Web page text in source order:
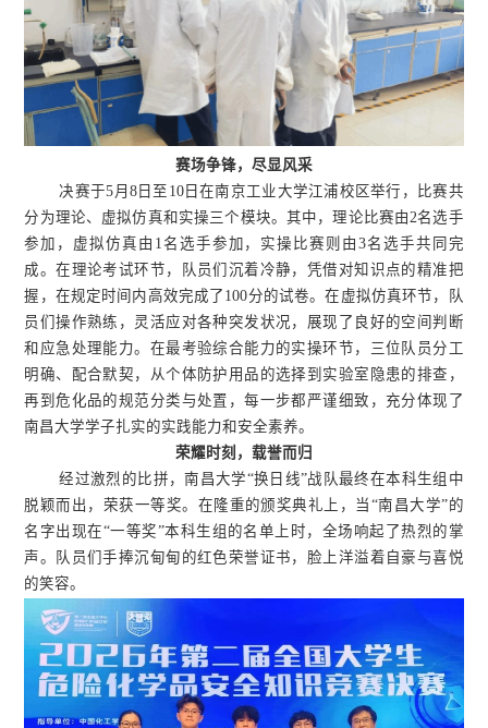
赛场争锋，尽显风采
决赛于5月8日至10日在南京工业大学江浦校区举行，比赛共
分为理论、虚拟仿真和实操三个模块。其中，理论比赛由2名选手
参加，虚拟仿真由1名选手参加，实操比赛则由3名选手共同完
成。在理论考试环节，队员们沉着冷静，凭借对知识点的精准把
握，在规定时间内高效完成了100分的试卷。在虚拟仿真环节，队
员们操作熟练，灵活应对各种突发状况，展现了良好的空间判断
和应急处理能力。 在最考验综合能力的实操环节，三位队员分工
明确、配合默契，从个体防护用品的选择到实验室隐患的排查，
再到危化品的规范分类与处置，每一步都严谨细致， 充分体现了
南昌大学学子扎实的实践能力和安全素养。
荣耀时刻，载誉而归
经过激烈 的 比拼，南昌大学“换日线”战队最终在本科生组中
脱颖而出，荣获一等奖。在隆重的颁奖典礼上，当“南昌大学”的
名字出现在“一等奖”本科生组的名单上时，全场响起了热烈的掌
声。队员们手捧沉甸甸的红色荣誉证书，脸上洋溢着自豪与喜悦
的笑容。